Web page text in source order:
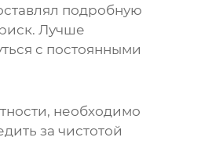
подробную
Лучше
с постоянными
необходимо
за чистотой